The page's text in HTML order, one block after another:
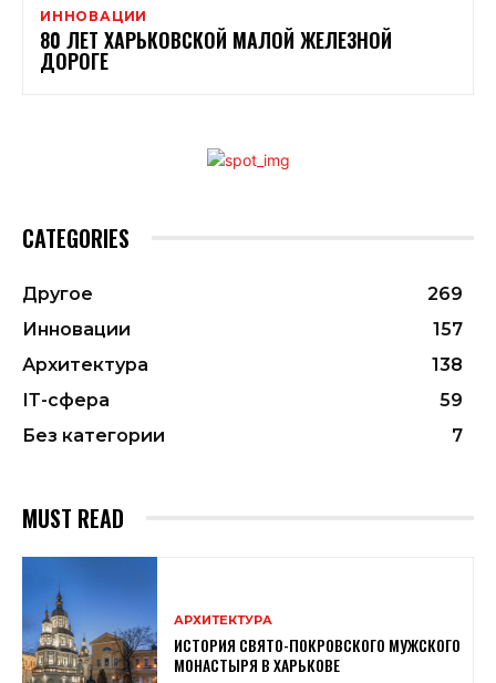
ИННОВАЦИИ
80 ЛЕТ ХАРЬКОВСКОЙ МАЛОЙ ЖЕЛЕЗНОЙ
ДОРОГЕ
CATEGORIES
Другое
269
Инновации
157
Архитектура
138
ІТ-сфера
59
Без категории
7
MUST READ
АРХИТЕКТУРА
ИСТОРИЯ СВЯТО-ПОКРОВСКОГО МУЖСКОГО
МОНАСТЫРЯ В ХАРЬКОВЕ